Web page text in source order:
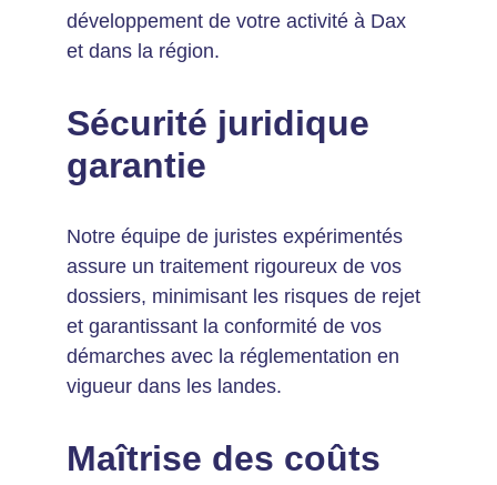
développement de votre activité à Dax
et dans la région.
Sécurité juridique
garantie
Notre équipe de juristes expérimentés
assure un traitement rigoureux de vos
dossiers, minimisant les risques de rejet
et garantissant la conformité de vos
démarches avec la réglementation en
vigueur dans les landes.
Maîtrise des coûts